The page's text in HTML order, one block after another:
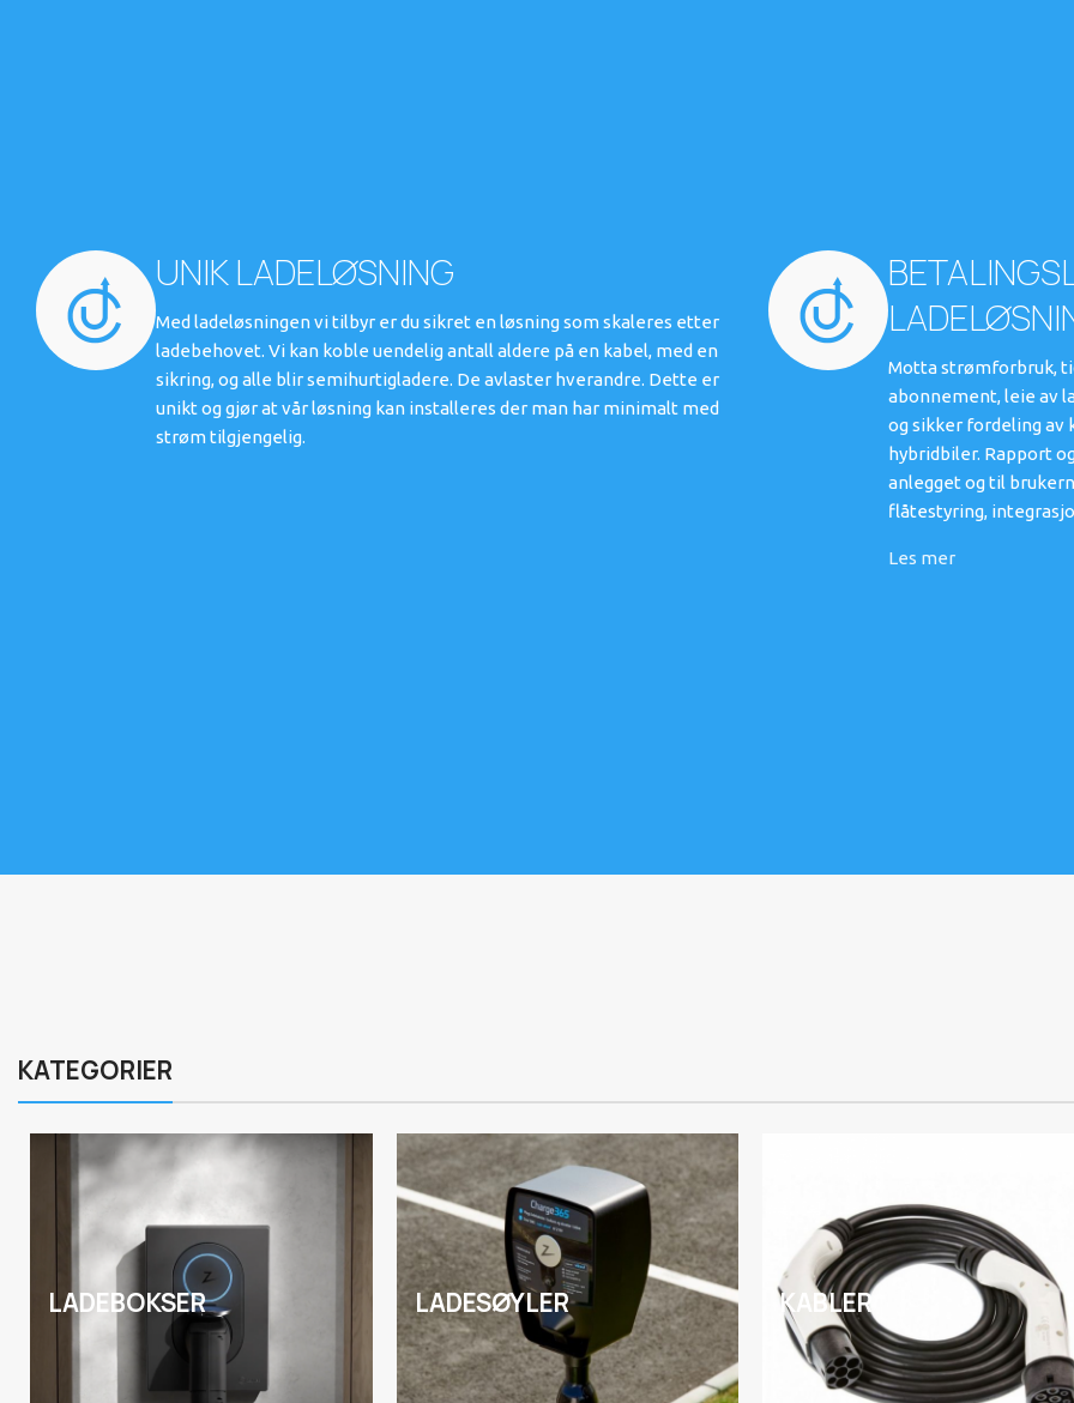
UNIK LADELØSNING
Med ladeløsningen vi tilbyr er du sikret en løsning som skaleres etter
ladebehovet. Vi kan koble uendelig antall aldere på en kabel, med en
sikring, og alle blir semihurtigladere. De avlaster hverandre. Dette er
unikt og gjør at vår løsning kan installeres der man har minimalt med
strøm tilgjengelig.
Motta strømforbruk,
abonnement, leie av
og sikker fordeling av
hybridbiler. Rapport
anlegget og til
flåtestyring,
Les mer
KATEGORIER
LADEBOKSER LADESØYLER KABLER